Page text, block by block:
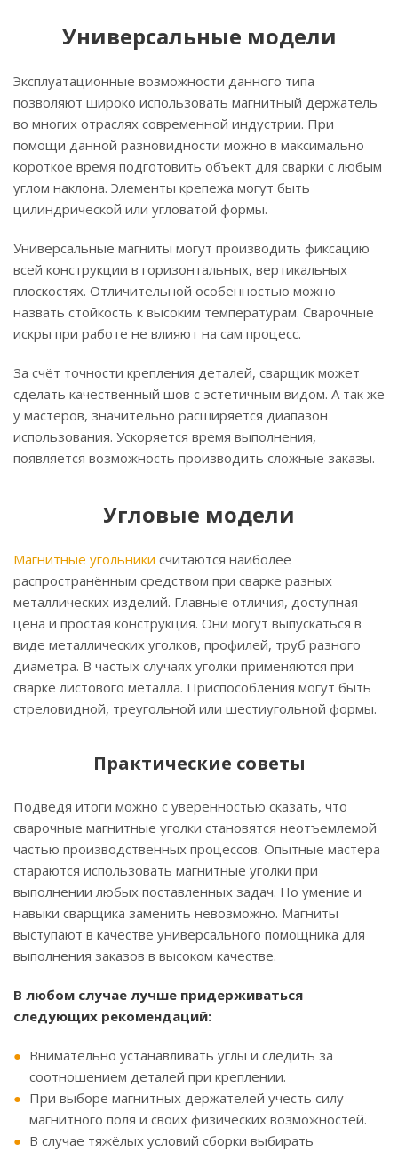
Универсальные модели
Эксплуатационные возможности данного типа
позволяют широко использовать магнитный держатель
во многих отраслях современной индустрии. При
помощи данной разновидности можно в максимально
короткое время подготовить объект для сварки с любым
углом наклона. Элементы крепежа могут быть
цилиндрической или угловатой формы.
Универсальные магниты могут производить фиксацию
всей конструкции в горизонтальных, вертикальных
плоскостях. Отличительной особенностью можно
назвать стойкость к высоким температурам. Сварочные
искры при работе не влияют на сам процесс.
За счёт точности крепления деталей, сварщик может
сделать качественный шов с эстетичным видом. А так же
у мастеров, значительно расширяется диапазон
использования. Ускоряется время выполнения,
появляется возможность производить сложные заказы.
Угловые модели
Магнитные угольники считаются наиболее
распространённым средством при сварке разных
металлических изделий. Главные отличия, доступная
цена и простая конструкция. Они могут выпускаться в
виде металлических уголков, профилей, труб разного
диаметра. В частых случаях уголки применяются при
сварке листового металла. Приспособления могут быть
стреловидной, треугольной или шестиугольной формы.
Практические советы
Подведя итоги можно с уверенностью сказать, что
сварочные магнитные уголки становятся неотъемлемой
частью производственных процессов. Опытные мастера
стараются использовать магнитные уголки при
выполнении любых поставленных задач. Но умение и
навыки сварщика заменить невозможно. Магниты
выступают в качестве универсального помощника для
выполнения заказов в высоком качестве.
В любом случае лучше придерживаться
следующих рекомендаций:
Внимательно устанавливать углы и следить за
соотношением деталей при креплении.
При выборе магнитных держателей учесть силу
магнитного поля и своих физических возможностей.
В случае тяжёлых условий сборки выбирать